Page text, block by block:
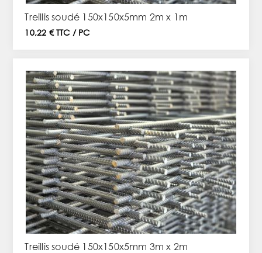
Treillis soudé 150x150x5mm 2m x 1m
10,22 € TTC / PC
Treillis soudé 150x150x5mm 3m x 2m